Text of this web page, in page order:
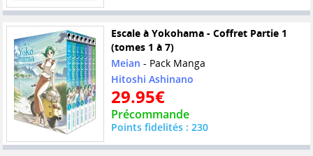
Escale à Yokohama - Coffret Partie 1
(tomes 1 à 7)
Meian - Pack Manga
Hitoshi Ashinano
29.95€
Précommande
Points fidelités : 230